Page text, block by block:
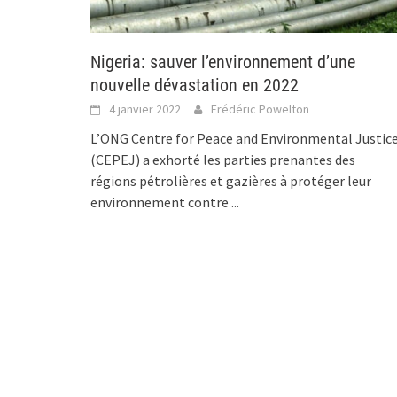
Nigeria: sauver l’environnement d’une
nouvelle dévastation en 2022
4 janvier 2022 Frédéric Powelton
L’ONG Centre for Peace and Environmental
(CEPEJ) a exhorté les parties prenantes des
régions pétrolières et gazières à protéger leur
environnement contre ...